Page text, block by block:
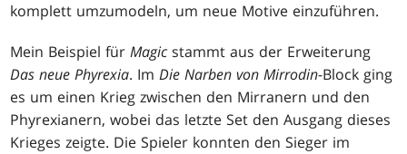
komplett umzumodeln, um neue Motive einzuführen.
Mein Beispiel fürMagic stammt aus der Erweiterung
Das neue Phyrexia. ImDie Narben von Mirrodin-Block ging
es um einen Krieg zwischen den Mirranern und den
Phyrexianern, wobei das letzte Set den Ausgang dieses
Krieges zeigte. Die Spieler konnten den Sieger im